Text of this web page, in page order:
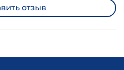
отзыв